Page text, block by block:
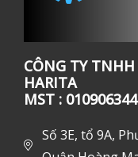
CÔNG TY
HARITA
MST :
Số 3E, tổ 9A,